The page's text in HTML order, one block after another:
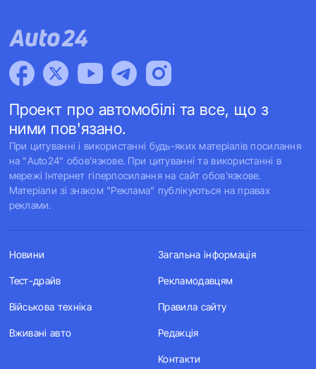
Проект про автомобілі та все, що з
ними пов'язано.
При цитуванні і використанні будь-яких матеріалів посилання
на "Auto24" обов'язкове. При цитуванні та використанні в
мережі Інтернет гіперпосилання на сайт обов'язкове.
Матеріали зі знаком "Реклама" публікуються на правах
реклами.
Новини
Тест-драйв
Військова техніка
Вживані авто
Загальна інформація
Рекламодавцям
Правила сайту
Редакція
Контакти